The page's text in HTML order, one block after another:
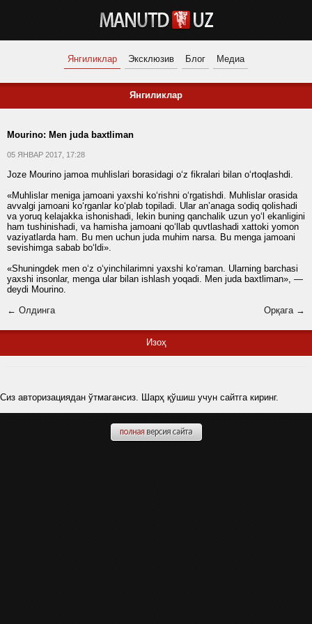
Янгиликлар Эксклюзив Блог Медиа
Янгиликлар
Mourino: Men juda baxtliman
05 ЯНВАР 2017, 17:28
Joze Mourino jamoa muhlislari borasidagi o‘z fikralari bilan o‘rtoqlashdi.
«Muhlislar meniga jamoani yaxshi ko‘rishni o‘rgatishdi. Muhlislar orasida
avvalgi jamoani ko‘rganlar ko‘plab topiladi. Ular an’anaga sodiq qolishadi
va yoruq kelajakka ishonishadi, lekin buning qanchalik uzun yo‘l ekanligini
ham tushinishadi, va hamisha jamoani qo‘llab quvtlashadi xattoki yomon
vaziyatlarda ham. Bu men uchun juda muhim narsa. Bu menga jamoani
sevishimga sabab bo‘ldi».
«Shuningdek men o‘z o‘yinchilarimni yaxshi ko‘raman. Ularning barchasi
yaxshi insonlar, menga ular bilan ishlash yoqadi. Men juda baxtliman», —
deydi Mourino.
← Олдинга
Орқага →
Изоҳ
Сиз авторизациядан ўтмагансиз. Шарҳ қўшиш учун сайтга киринг.